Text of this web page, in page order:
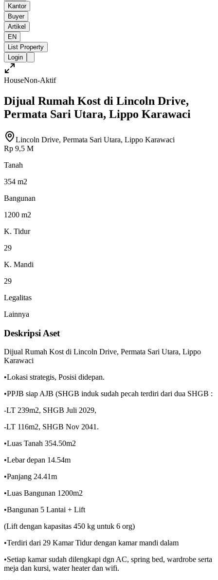
Kantor
Buyer
Artikel
EN
List Property
Login
HouseNon-Aktif
Dijual Rumah Kost di Lincoln Drive,
Permata Sari Utara, Lippo Karawaci
Lincoln Drive, Permata Sari Utara, Lippo Karawaci
Rp 9,5 M
Tanah
354 m2
Bangunan
1200 m2
K. Tidur
29
K. Mandi
29
Legalitas
Lainnya
Deskripsi Aset
Dijual Rumah Kost di Lincoln Drive, Permata Sari Utara, Lippo
Karawaci
•Lokasi strategis, Posisi didepan.
•PPJB siap AJB (SHGB induk sudah pecah terdiri dari dua SHGB :
-LT 239m2, SHGB Juli 2029,
-LT 116m2, SHGB Nov 2041.
•Luas Tanah 354.50m2
•Lebar depan 14.54m
•Panjang 24.41m
•Luas Bangunan 1200m2
•Bangunan 5 Lantai + Lift
(Lift dengan kapasitas 450 kg untuk 6 org)
•Terdiri dari 29 Kamar Tidur dengan kamar mandi dalam
•Setiap kamar sudah dilengkapi dgn AC, spring bed, wardrobe serta
meja dan kursi, water heater dan wifi.